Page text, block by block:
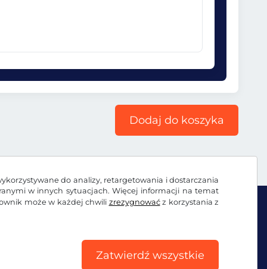
do analizy, retargetowania i dostarczania
w innych sytuacjach. Więcej informacji na temat
może w każdej chwili zrezygnowaćz korzystania z
Zatwierdź wszystkie
Dodaj do koszyka